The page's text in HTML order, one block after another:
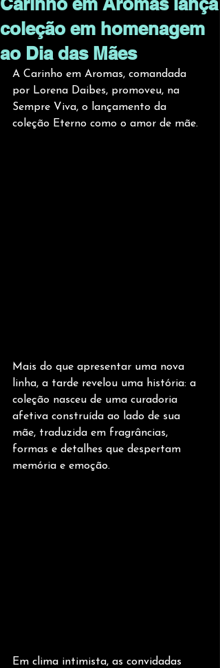
coleção em homenagem
ao Dia das Mães
A Carinho em Aromas, comandada
por Lorena Daibes, promoveu, na
Sempre Viva, o lançamento da
coleção Eterno como o amor de mãe.
Mais do que apresentar uma nova
linha, a tarde revelou uma história: a
coleção nasceu de uma curadoria
afetiva construída ao lado de sua
mãe, traduzida em fragrâncias,
formas e detalhes que despertam
memória e emoção.
Em clima intimista, as convidadas